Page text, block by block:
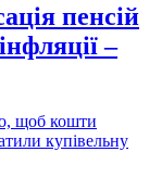
пенсій
–
щоб кошти
купівельну